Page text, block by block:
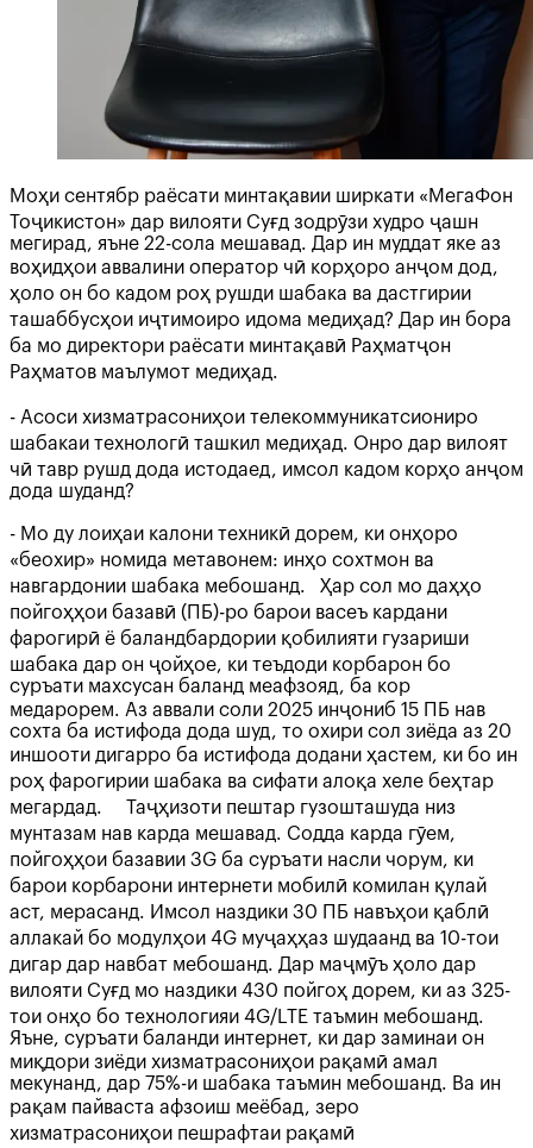
Моҳи сентябр раёсати минтақавии ширкати «МегаФон
Тоҷикистон» дар вилояти Суғд зодрӯзи худро ҷашн
мегирад, яъне 22-сола мешавад. Дар ин муддат яке аз
воҳидҳои аввалини оператор чӣ корҳоро анҷом дод,
ҳоло он бо кадом роҳ рушди шабака ва дастгирии
ташаббусҳои иҷтимоиро идома медиҳад? Дар ин бора
ба мо директори раёсати минтақавӣ Раҳматҷон
Раҳматов маълумот медиҳад.
- Асоси хизматрасониҳои телекоммуникатсиониро
шабакаи технологӣ ташкил медиҳад. Онро дар вилоят
чӣ тавр рушд дода истодаед, имсол кадом корҳо анҷом
дода шуданд?
- Мо ду лоиҳаи калони техникӣ дорем, ки онҳоро
«беохир» номида метавонем: инҳо сохтмон ва
навгардонии шабака мебошанд. Ҳар сол мо даҳҳо
пойгоҳҳои базавӣ (ПБ)-ро барои васеъ кардани
фарогирӣ ё баландбардории қобилияти гузариши
шабака дар он ҷойҳое, ки теъдоди корбарон бо
суръати махсусан баланд меафзояд, ба кор
медарорем. Аз аввали соли 2025 инҷониб 15 ПБ нав
сохта ба истифода дода шуд, то охири сол зиёда аз 20
иншооти дигарро ба истифода додани ҳастем, ки бо ин
роҳ фарогирии шабака ва сифати алоқа хеле беҳтар
мегардад. Таҷҳизоти пештар гузошташуда низ
мунтазам нав карда мешавад. Содда карда гӯем,
пойгоҳҳои базавии 3G ба суръати насли чорум, ки
барои корбарони интернети мобилӣ комилан қулай
аст, мерасанд. Имсол наздики 30 ПБ навъҳои қаблӣ
аллакай бо модулҳои 4G муҷаҳҳаз шудаанд ва 10-тои
дигар дар навбат мебошанд. Дар маҷмӯъ ҳоло дар
вилояти Суғд мо наздики 430 пойгоҳ дорем, ки аз 325-
тои онҳо бо технологияи 4G/LTE таъмин мебошанд.
Яъне, суръати баланди интернет, ки дар заминаи он
миқдори зиёди хизматрасониҳои рақамӣ амал
мекунанд, дар 75%-и шабака таъмин мебошанд. Ва ин
рақам пайваста афзоиш меёбад, зеро
хизматрасониҳои пешрафтаи рақамӣ